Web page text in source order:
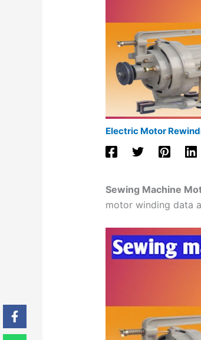
Electric Motor
Sewing Machine
motor winding data